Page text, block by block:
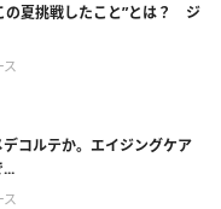
の夏挑戦したこと”とは？ ジ
コルテか。エイジングケア